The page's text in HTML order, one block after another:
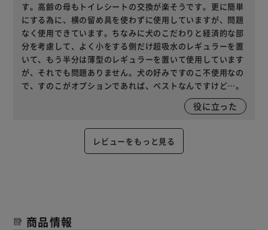
す。高齢の母もトイレシートの交換が楽そうです。更に簡単
にする為に、横の留め具を使わずに使用していますが、問題
なく使用できています。ちなみに犬のこだわりと経済的な部
分を考慮して、よく小をする側だけ超吸水のレギュラーを置
いて、もう半分は薄型のレギュラーを置いて使用しています
が、それでも問題ありません。犬の好みですのこ不使用なの
で、すのこがオプションであれば、ベストなんですけど…。
役に立った
レビューをもっと見る
商品情報